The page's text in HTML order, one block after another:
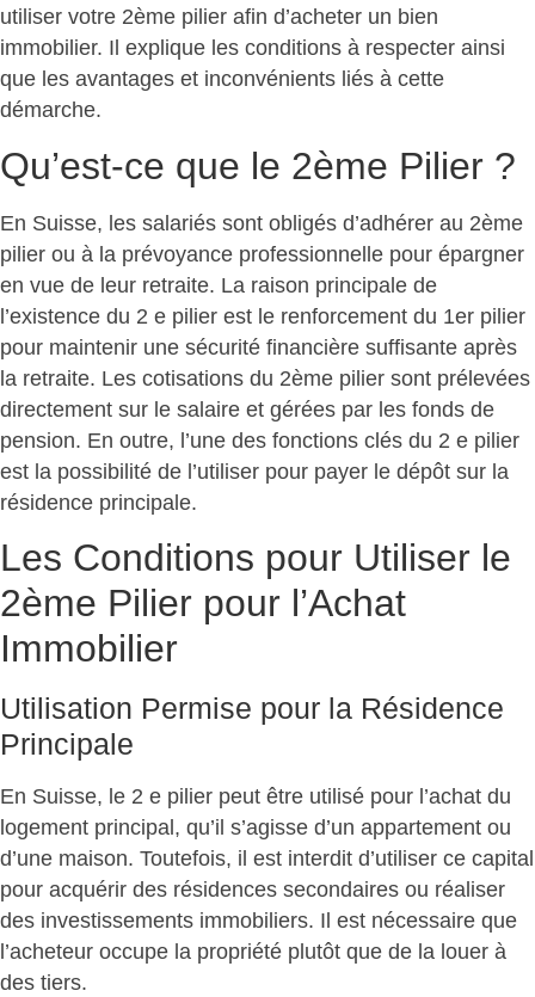
utiliser votre 2ème pilier afin d’acheter un bien
immobilier. Il explique les conditions à respecter ainsi
que les avantages et inconvénients liés à cette
démarche.
Qu’est-ce que le 2ème Pilier ?
En Suisse, les salariés sont obligés d’adhérer au 2ème
pilier ou à la prévoyance professionnelle pour épargner
en vue de leur retraite. La raison principale de
l’existence du 2 e pilier est le renforcement du 1er pilier
pour maintenir une sécurité financière suffisante après
la retraite. Les cotisations du 2ème pilier sont prélevées
directement sur le salaire et gérées par les fonds de
pension. En outre, l’une des fonctions clés du 2 e pilier
est la possibilité de l’utiliser pour payer le dépôt sur la
résidence principale.
Les Conditions pour Utiliser le
2ème Pilier pour l’Achat
Immobilier
Utilisation Permise pour la Résidence
Principale
En Suisse, le 2 e pilier peut être utilisé pour l’achat du
logement principal, qu’il s’agisse d’un appartement ou
d’une maison. Toutefois, il est interdit d’utiliser ce capital
pour acquérir des résidences secondaires ou réaliser
des investissements immobiliers. Il est nécessaire que
l’acheteur occupe la propriété plutôt que de la louer à
des tiers.